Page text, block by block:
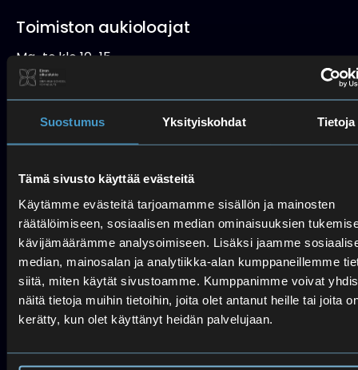
Suostumus Yksityiskohdat Tietoja
Tämä sivusto käyttää evästeitä
Käytämme evästeitä tarjoamamme sisällön ja mainosten
räätälöimiseen, sosiaalisen median ominaisuuksien
kävijämäärämme analysoimiseen. Lisäksi jaamme
median, mainosalan ja analytiikka-alan kumppaneillemme
siitä, miten käytät sivustoamme. Kumppanimme voivat
näitä tietoja muihin tietoihin, joita olet antanut heille tai joita
kerätty, kun olet käyttänyt heidän palvelujaan.
Toimiston aukioloajat
Ma-to klo 10-15
Pe (etä: puhelin/sähköposti)
Poikkeusaukioloajat kesällä:
Suljettu 22.6.–24.7.2026
Palvelemme vain etänä 27.7.–31.7.2026
Avaamme normaalisti ma 3.8.2026
Lukio
Lukio
09 4542 270
050 417 6945